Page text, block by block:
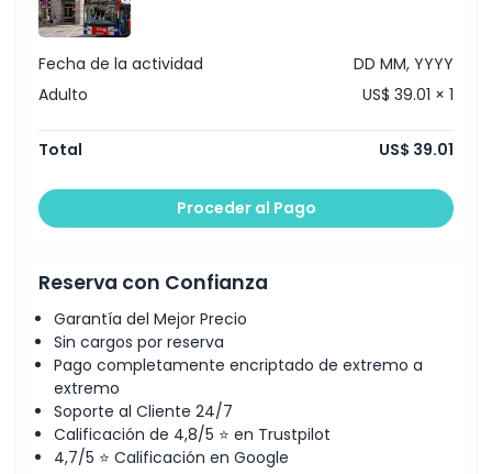
francés (solo ruta amarilla)
Aplicación de Tootbus
logo de Wi-Fi)
Fecha de la actividad
DD MM, YYYY
Adulto
US$ 39.01 × 1
Total US$ 39.01
Proceder al Pago
Reserva con Confianza
Garantía del Mejor Precio
Sin cargos por reserva
Pago completamente encriptado de extremo a
extremo
Soporte al Cliente 24/7
Calificación de 4,8/5 ⭐ en Trustpilot
4,7/5 ⭐ Calificación en Google